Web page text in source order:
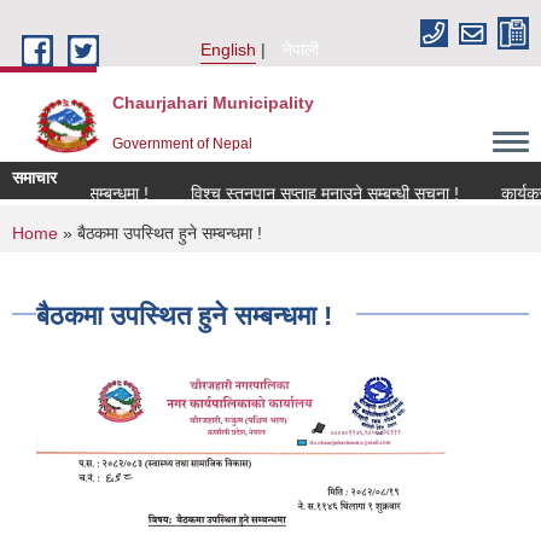
English
नेपाली
Chaurjahari Municipality
Government of Nepal
समाचार
सम्बन्धमा !
विश्च स्तनपान सप्ताह मनाउने सम्बन्धी सूचना ! कार्यक्रममा
You are here
Home » बैठकमा उपस्थित हुने सम्बन्धमा !
बैठकमा उपस्थित हुने सम्बन्धमा !